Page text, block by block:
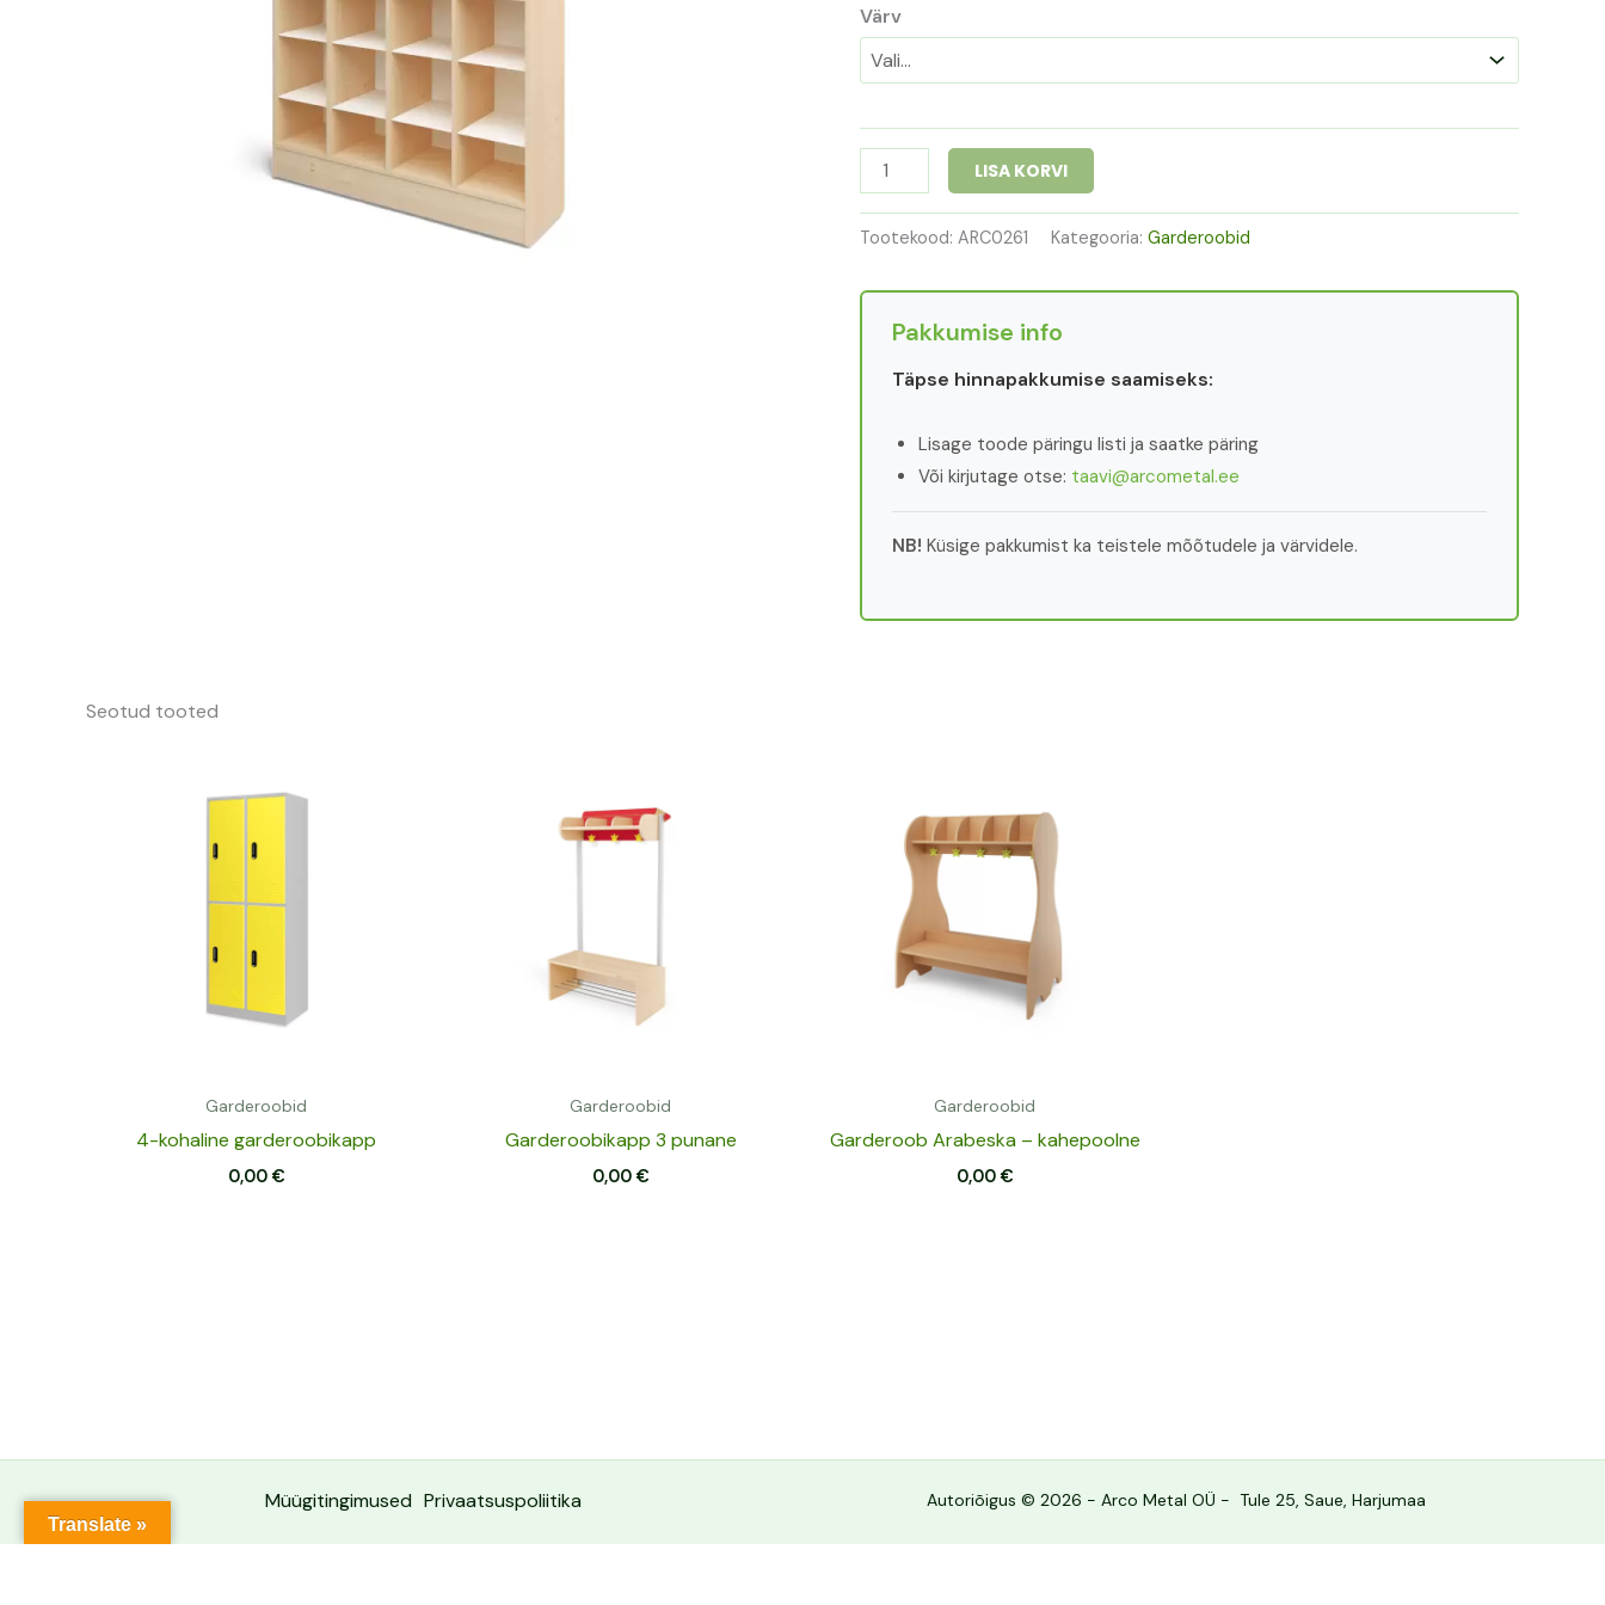
Värv
LISA KORVI
Tootekood: ARC0261 Kategooria: Garderoobid
Pakkumise info
Täpse hinnapakkumise saamiseks:
Lisage toode päringu listi ja saatke päring
Või kirjutage otse: taavi@arcometal.ee
NB! Küsige pakkumist ka teistele mõõtudele ja värvidele.
Seotud tooted
Garderoobid
4-kohaline garderoobikapp
0,00€
Garderoobid
Garderoobikapp 3 punane
0,00€
Garderoobid
Garderoob Arabeska – kahepoolne
0,00€
Müügitingimused Privaatsuspoliitika Autoriõigus © 2026 - Arco Metal OÜ - Tule 25, Saue, Harjumaa
Translate »